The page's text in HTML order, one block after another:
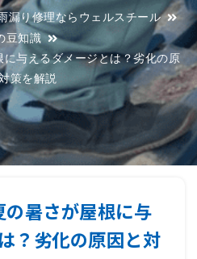
漏り修理ならウェルスチール
豆知識
与えるダメージとは？劣化の原
策を解説
の暑さが屋根に与
？劣化の原因と対